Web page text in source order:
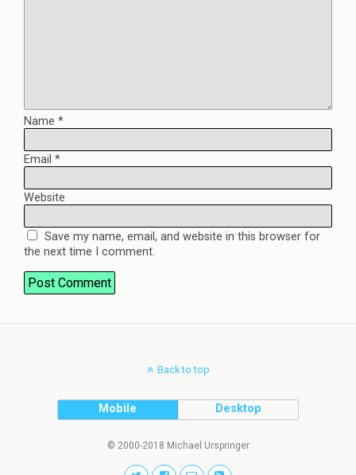
Name *
Email *
Website
Save my name, email, and website in this browser for
the next time I comment.
Back to top
Mobile Desktop
© 2000-2018 Michael Urspringer